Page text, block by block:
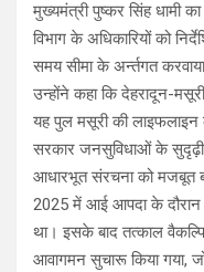
मुख्यमंत्री पुष्कर सिंह धामी
विभाग के अधिकारियों को
समय सीमा के अर्न्तगत करवाया
उन्होंने कहा कि देहरादून-
यह पुल मसूरी की लाइफलाइन
सरकार जनसुविधाओं के
आधारभूत संरचना को मजबूत
2025 में आई आपदा के दौरान
था। इसके बाद तत्काल
आवागमन सुचारू किया गया,